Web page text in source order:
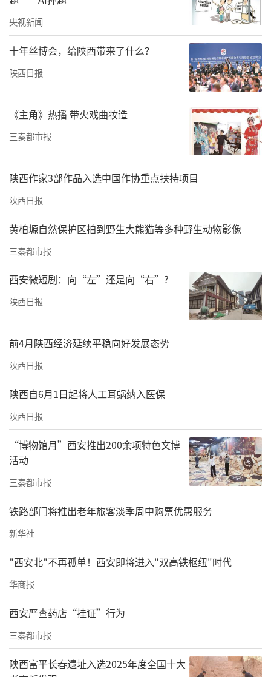
9家驾校给出统一报价，部分驾校已同区域办公
3月10日前后，华商报大风新闻记者对商洛市9
家驾校进行实地走访。9家驾校的工作人员均给
出了同样的报价，即“C1手动挡2980元，C2自
动挡3280元”，有商洛学院等学生证，可以减
免300元；同时均表示涨价的节点为“2025年1
月1日”和“过年（春节）后”。以C1为例，起
初，涨价至2880元，过年后，再度涨价至2980
元。原因是商洛市区9家驾校开始统一经营，由
此统一价格。
名，第二天就通知，统一2980元了。”
一些驾校同区域办公，似乎也印证了这一点。
记者走访中被告知，乔士达驾校关闭了临街的
报名点，搬入马路对面的小象易驾驾校办公。
蓝盾驾校的工作人员则转至飞翔驾校院内办
公，原办公场地仅一名门卫看守。
商洛市汽车运输总公司汽车驾驶培训学校是商
洛市汽车运输总公司的分支机构，属于商洛市
央视新闻
十年丝博会，给陕西带来了什么？
陕西日报
《主角》热播 带火戏曲妆造
三秦都市报
陕西作家3部作品入选中国作协重点扶持项目
陕西日报
黄柏塬自然保护区拍到野生大熊猫等多种野生动物影像
三秦都市报
西安微短剧：向“左”还是向“右”?
陕西日报
前4月陕西经济延续平稳向好发展态势
陕西日报
陕西自6月1日起将人工耳蜗纳入医保
陕西日报
“博物馆月”西安推出200余项特色文博
活动
三秦都市报
铁路部门将推出老年旅客淡季周中购票优惠服务
新华社
"西安北"不再孤单！西安即将进入"双高铁枢纽"时代
华商报
西安严查药店“挂证”行为
三秦都市报
陕西富平长春遗址入选2025年度全国十大